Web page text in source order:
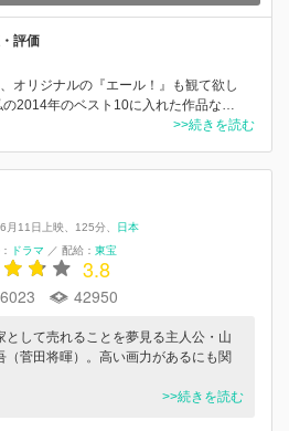
評価
オリジナルの『エール！』も観て欲し
2014年のベスト10に入れた作品な…
>>続きを読む
月11日上映 125分
日本
ドラマ ／ 配給： 東宝
3.8
42950
として売れることを夢見る主人公・山
（菅田将暉）。高い画力があるにも関
>>続きを読む